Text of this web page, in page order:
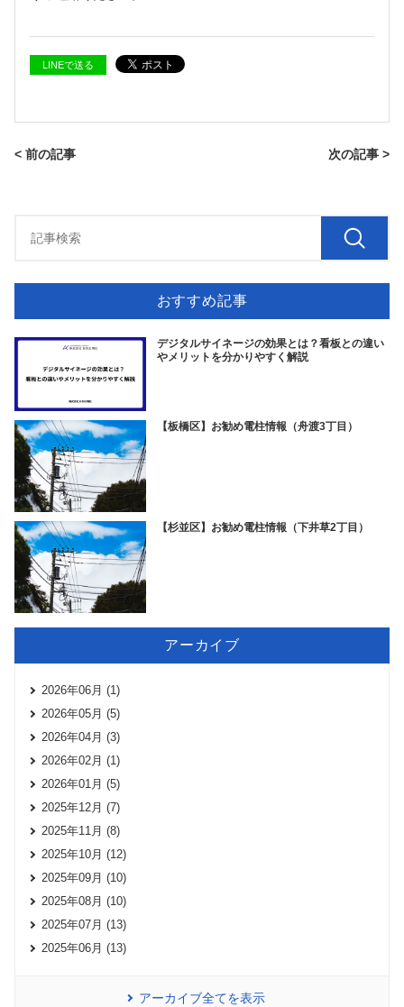
LINEで送る
< 前の記事 次の記事 >
おすすめ記事
デジタルサイネージの効果とは？看板との違い
やメリットを分かりやすく解説
【板橋区】お勧め電柱情報（舟渡3丁目）
【杉並区】お勧め電柱情報（下井草2丁目）
アーカイブ
2026年06月 (1)
2026年05月 (5)
2026年04月 (3)
2026年02月 (1)
2026年01月 (5)
2025年12月 (7)
2025年11月 (8)
2025年10月 (12)
2025年09月 (10)
2025年08月 (10)
2025年07月 (13)
2025年06月 (13)
アーカイブ全てを表示